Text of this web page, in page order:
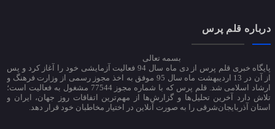
درباره قلم پرس
بسمه تعالی
پایگاه خبری قلم پرس از دی ماه سال 94 فعالیت آزمایشی خود را آغاز کرد و پس
از آن در 13 اردیبهشت ماه سال 95 موفق به اخذ مجوز رسمی از وزارت فرهنگ و
ارشاد اسلامی شد. قلم پرس که با شماره مجوز 77544 مشغول به فعالیت است؛
تلاش دارد آخرین تحلیل‌ها و گزارش‌ها از مهم‌ترین اتفاقات روز جهان، ایران و
استان آذربایجان‌شرقی را به صورت آنلاین در اختیار مخاطبان خود قرار دهد.